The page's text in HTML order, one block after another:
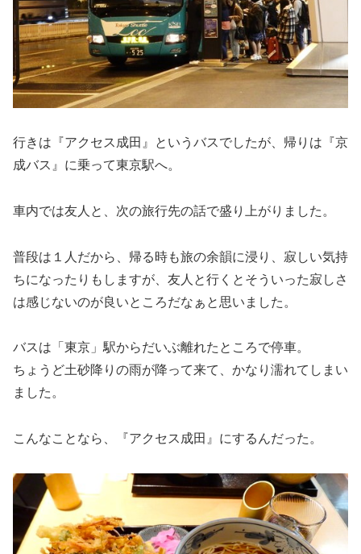
行きは『アクセス成田』というバスでしたが、帰りは『京
成バス』に乗って東京駅へ。
車内では友人と、次の旅行先の話で盛り上がりました。
普段は１人だから、帰る時も旅の余韻に浸り、寂しい気持
ちになったりもしますが、友人と行くとそういった寂しさ
は感じないのが良いところだなぁと思いました。
バスは「東京」駅からだいぶ離れたところで停車。
ちょうど土砂降りの雨が降って来て、かなり濡れてしまい
ました。
こんなことなら、『アクセス成田』にするんだった。